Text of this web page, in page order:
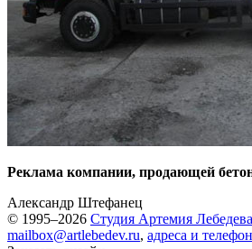
Реклама компании, продающей
Александр Штефанец
© 1995–2026 Студия Артемия Лебедева
mailbox@artlebedev.ru, адреса и